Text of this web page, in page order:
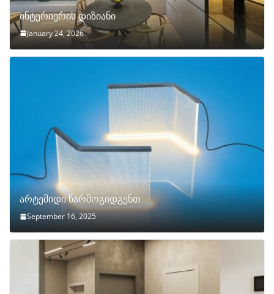
ინტერიერის დიზიანი
January 24, 2026
არტემიდი წარმოგიდგენთ
September 16, 2025